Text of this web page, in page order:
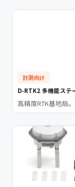
計測向け
D-RTK2 多機能ステ
高精度RTK基地局